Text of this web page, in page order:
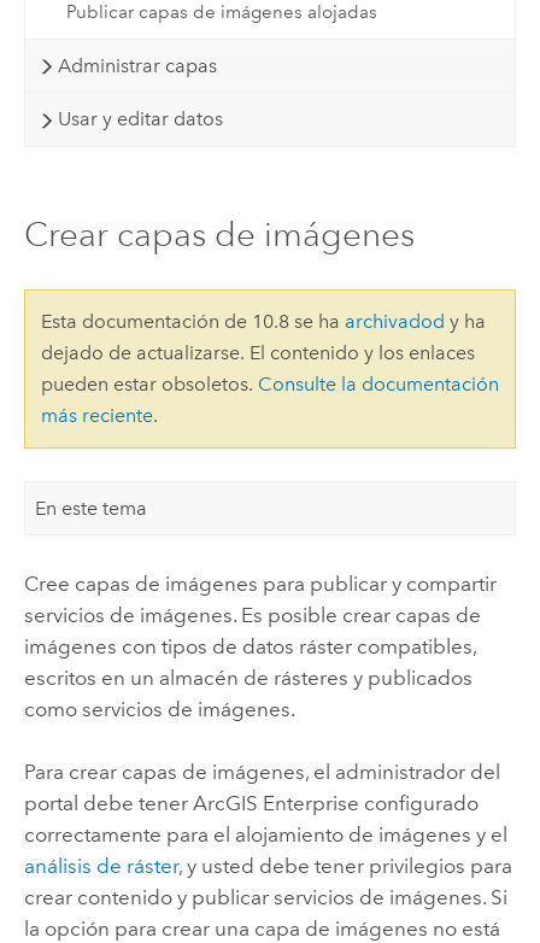
Publicar capas de imágenes alojadas
Administrar capas
Usar y editar datos
Crear capas de imágenes
Esta documentación de 10.8 se ha archivadod y ha
dejado de actualizarse. El contenido y los enlaces
pueden estar obsoletos. Consulte la documentación
más reciente.
En este tema
Cree capas de imágenes para publicar y compartir
servicios de imágenes. Es posible crear capas de
imágenes con tipos de datos ráster compatibles,
escritos en un almacén de rásteres y publicados
como servicios de imágenes.
Para crear capas de imágenes, el administrador del
portal debe tener ArcGIS Enterprise configurado
correctamente para el alojamiento de imágenes y el
análisis de ráster, y usted debe tener privilegios para
crear contenido y publicar servicios de imágenes. Si
la opción para crear una capa de imágenes no está